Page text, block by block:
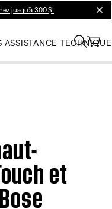
jusqu’à 300 $!
ASSISTANCE TECHNIQUE
et